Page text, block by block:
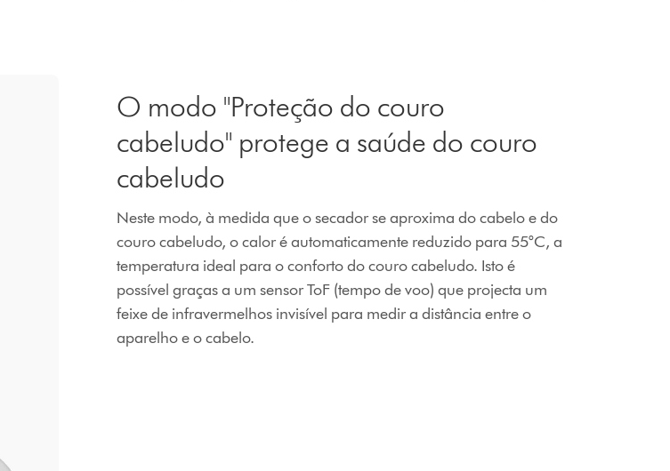
O modo "Proteção do couro
cabeludo" protege a saúde do couro
cabeludo
Neste modo, à medida que o secador se aproxima do cabelo e do
couro cabeludo, o calor é automaticamente reduzido para 55°C, a
temperatura ideal para o conforto do couro cabeludo. Isto é
possível graças a um sensor ToF (tempo de voo) que projecta um
feixe de infravermelhos invisível para medir a distância entre o
aparelho e o cabelo.